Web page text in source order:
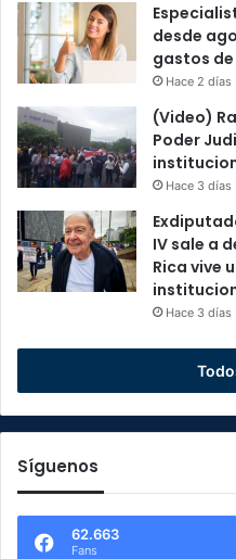
desde
gastos
Hace 2 días
(Video)
Poder
Hace 3 días
IV sale a
Rica vive
Hace 3 días
Síguenos
62.663
Fans